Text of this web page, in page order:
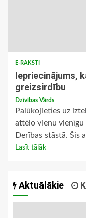
E-RAKSTI
Iepriecinājums,
greizsirdību
Dzīvības Vārds
Palūkojieties uz
attēlo vienu
Derības stāstā. Šis
Lasīt tālāk
Aktuālākie